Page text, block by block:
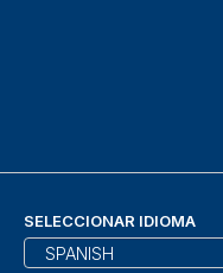
SELECCIONAR IDIOMA